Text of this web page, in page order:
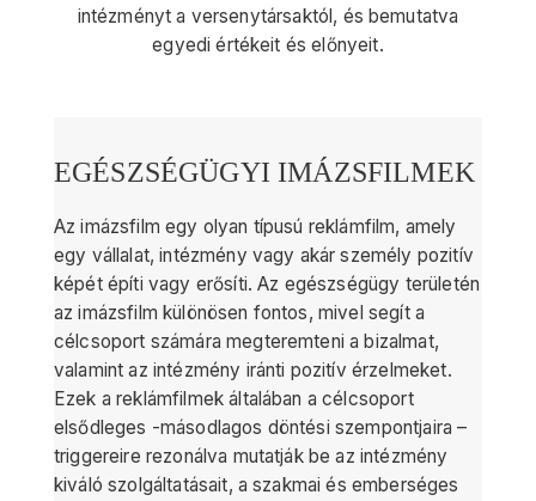
intézményt a versenytársaktól, és bemutatva
egyedi értékeit és előnyeit.
EGÉSZSÉGÜGYI IMÁZSFILMEK
Az imázsfilm egy olyan típusú reklámfilm, amely
egy vállalat, intézmény vagy akár személy pozitív
képét építi vagy erősíti. Az egészségügy területén
az imázsfilm különösen fontos, mivel segít a
célcsoport számára megteremteni a bizalmat,
valamint az intézmény iránti pozitív érzelmeket.
Ezek a reklámfilmek általában a célcsoport
elsődleges -másodlagos döntési szempontjaira –
triggereire rezonálva mutatják be az intézmény
kiváló szolgáltatásait, a szakmai és emberséges